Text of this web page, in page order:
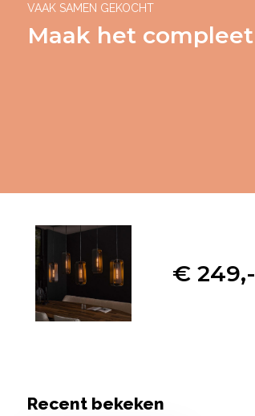
VAAK SAMEN GEKOCHT
Maak het compleet
€ 249,-
Recent bekeken